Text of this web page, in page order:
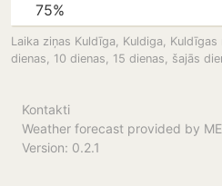
75%
Laika ziņas Kuldīga, Kuldiga,
dienas, 10 dienas, 15 dienas, šajās
Kontakti
Weather forecast provided by
Version: 0.2.1